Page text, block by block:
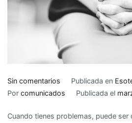
Sin comentarios
Cómo
apoyo
Publicada en
Por comunicados Publicada el
Cuando tienes problemas, puede ser